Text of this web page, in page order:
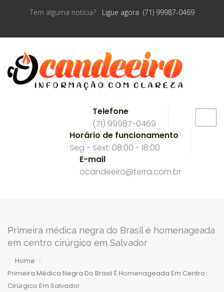
Tem alguma notícia? Ligue agora (71) 99987-0469
Telefone
(71) 99987-0469
Horário de funcionamento
Seg - Sext: 08:00 - 18:00
E-mail
ocandeeiro@terra.com.br
Primeira médica negra do Brasil é homenageada
em centro cirúrgico em Salvador
Home
Primeira Médica Negra Do Brasil É Homenageada Em Centro
Cirúrgico Em Salvador